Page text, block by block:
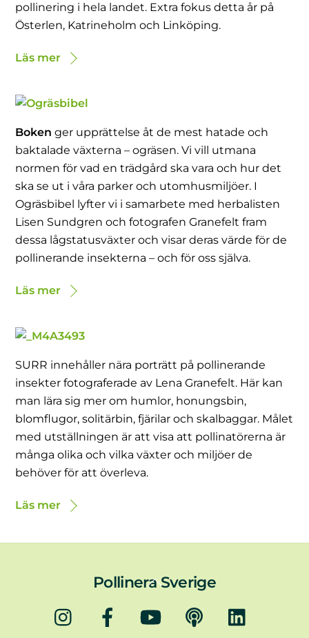
pollinering i hela landet. Extra fokus detta år på
Österlen, Katrineholm och Linköping.
Läs mer
Boken ger upprättelse åt de mest hatade och
baktalade växterna – ogräsen. Vi vill utmana
normen för vad en trädgård ska vara och hur det
ska se ut i våra parker och utomhusmiljöer. I
Ogräsbibel lyfter vi i samarbete med herbalisten
Lisen Sundgren och fotografen Granefelt fram
dessa lågstatusväxter och visar deras värde för de
pollinerande insekterna – och för oss själva.
Läs mer
SURR innehåller nära porträtt på pollinerande
insekter fotograferade av Lena Granefelt. Här kan
man lära sig mer om humlor, honungsbin,
blomflugor, solitärbin, fjärilar och skalbaggar. Målet
med utställningen är att visa att pollinatörerna är
många olika och vilka växter och miljöer de
behöver för att överleva.
Läs mer
Back
Top
Pollinera Sverige
Instagram Facebook YouTube Podd